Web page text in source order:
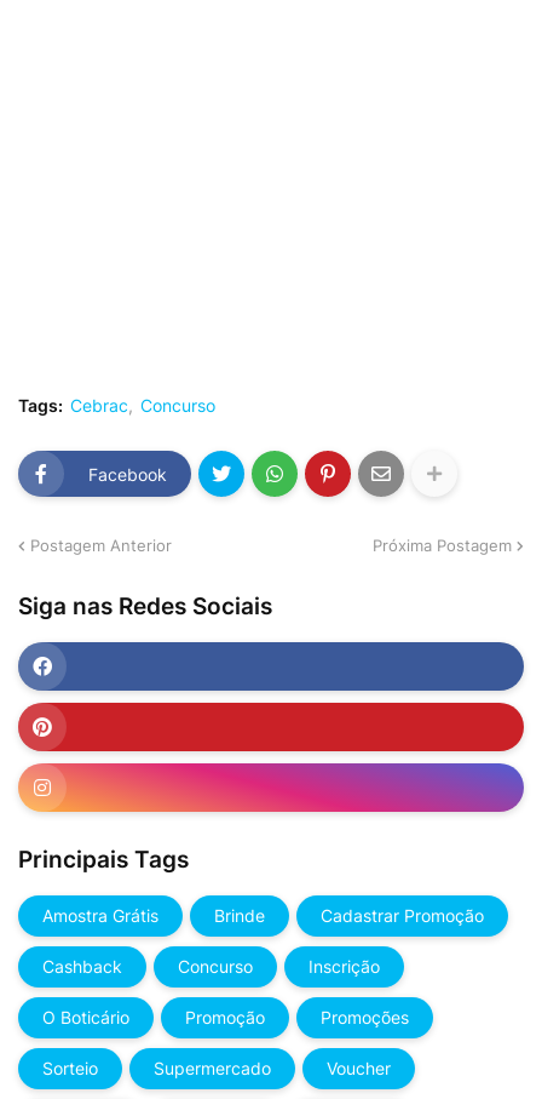
Tags: Cebrac Concurso
Facebook
Postagem Anterior Próxima Postagem
Siga nas Redes Sociais
Principais Tags
Amostra Grátis Brinde Cadastrar Promoção
Cashback Concurso Inscrição
O Boticário Promoção Promoções
Sorteio Supermercado Voucher